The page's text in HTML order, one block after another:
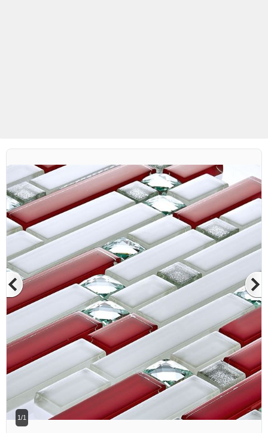
1/1
Betaş Cam Mozaik
Betaş Cam Mozik olarak tam zamanlı
meslektaşlar arıyoruz. Özgeçmişlerinizi
gönderdikten sonra tarafımıza bilgi
vermeniz faydalı olacaktır.
Özgeçmişlerinizi yandaki formdan
bizlere ulaştırabilirsiniz. Bizi tercih